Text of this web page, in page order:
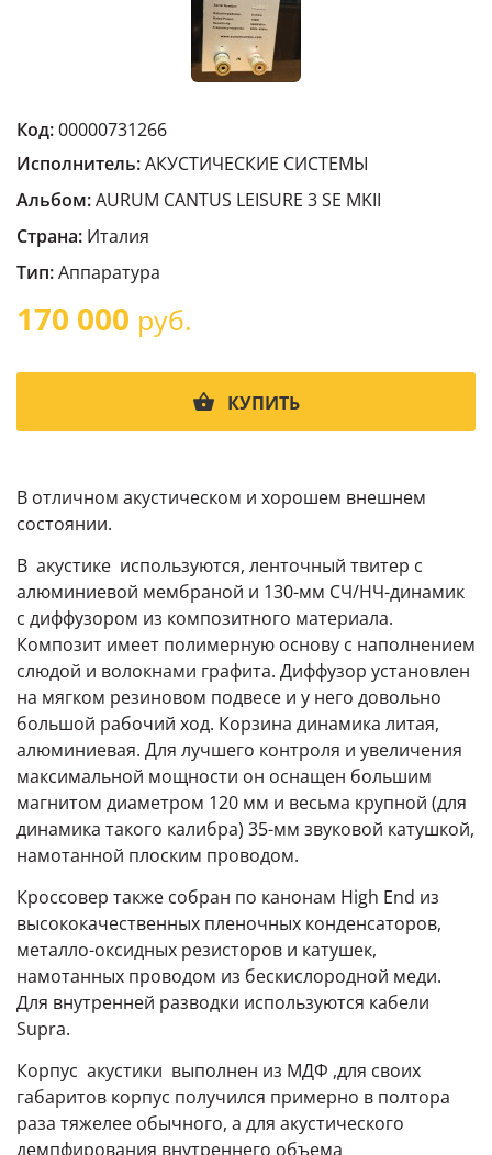
Код:00000731266
Исполнитель:АКУСТИЧЕСКИЕ СИСТЕМЫ
Альбом:AURUM CANTUS LEISURE 3 SE MKII
Страна: Италия
Тип:Аппаратура
170 000 руб.
КУПИТЬ
В отличном акустическом и хорошем внешнем
состоянии.
В акустике используются, ленточный твитер с
алюминиевой мембраной и 130-мм СЧ/НЧ-динамик
с диффузором из композитного материала.
Композит имеет полимерную основу с наполнением
слюдой и волокнами графита. Диффузор установлен
на мягком резиновом подвесе и у него довольно
большой рабочий ход. Корзина динамика литая,
алюминиевая. Для лучшего контроля и увеличения
максимальной мощности он оснащен большим
магнитом диаметром 120 мм и весьма крупной (для
динамика такого калибра) 35-мм звуковой катушкой,
намотанной плоским проводом.
Кроссовер также собран по канонам High End из
высококачественных пленочных конденсаторов,
металло-оксидных резисторов и катушек,
намотанных проводом из бескислородной меди.
Для внутренней разводки используются кабели
Supra.
Корпус акустики выполнен из МДФ ,для своих
габаритов корпус получился примерно в полтора
раза тяжелее обычного, а для акустического
демпфирования внутреннего объема